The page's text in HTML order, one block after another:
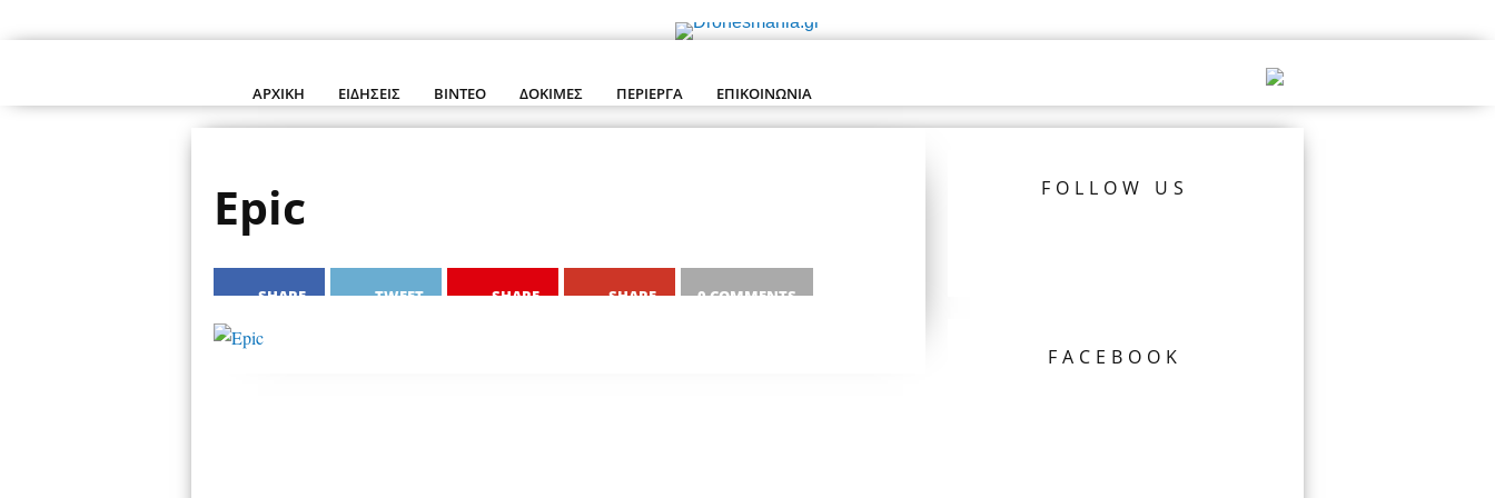
ΑΡΧΙΚΗ ΕΙΔΗΣΕΙΣ ΒΙΝΤΕΟ ΔΟΚΙΜΕΣ ΠΕΡΙΕΡΓΑ ΕΠΙΚΟΙΝΩΝΙΑ
Epic
SHARE TWEET SHARE SHARE 0 COMMENTS
FOLLOW US
FACEBOOK